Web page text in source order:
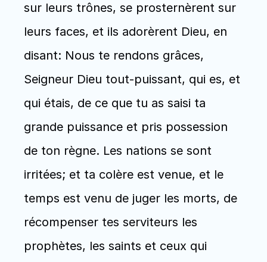
sur leurs trônes, se prosternèrent sur
leurs faces, et ils adorèrent Dieu, en
disant: Nous te rendons grâces,
Seigneur Dieu tout-puissant, qui es, et
qui étais, de ce que tu as saisi ta
grande puissance et pris possession
de ton règne. Les nations se sont
irritées; et ta colère est venue, et le
temps est venu de juger les morts, de
récompenser tes serviteurs les
prophètes, les saints et ceux qui